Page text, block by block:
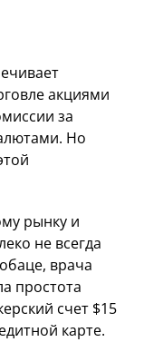
акциями
за
Но
рынку и
не всегда
врача
простота
счет $15
карте.